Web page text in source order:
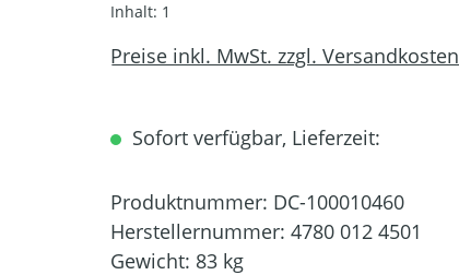
Inhalt: 1
Preise inkl. MwSt. zzgl. Versandkosten
Sofort verfügbar, Lieferzeit:
Produktnummer: DC-100010460
Herstellernummer: 4780 012 4501
Gewicht: 83 kg